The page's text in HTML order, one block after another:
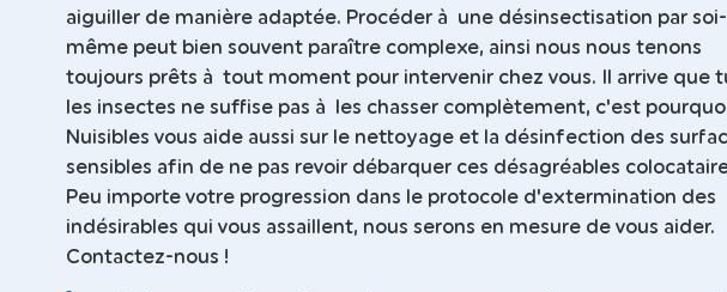
aiguiller de manière adaptée. Procéder à une désinsectisation par soi-
même peut bien souvent paraître complexe, ainsi nous nous tenons
toujours prêts à tout moment pour intervenir chez vous. Il arrive que
les insectes ne suffise pas à les chasser complètement, c'est
Nuisibles vous aide aussi sur le nettoyage et la désinfection des
sensibles afin de ne pas revoir débarquer ces désagréables
Peu importe votre progression dans le protocole d'extermination des
indésirables qui vous assaillent, nous serons en mesure de vous aider.
Contactez-nous !